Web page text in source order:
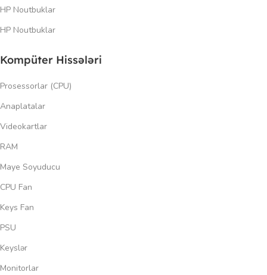
HP Noutbuklar
HP Noutbuklar
Kompüter Hissələri
Prosessorlar (CPU)
Anaplatalar
Videokartlar
RAM
Maye Soyuducu
CPU Fan
Keys Fan
PSU
Keyslər
Monitorlar